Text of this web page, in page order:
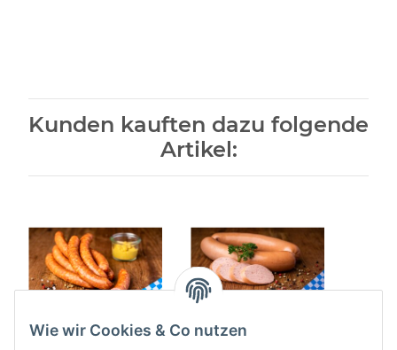
Kunden kauften dazu folgende
Artikel:
Wie wir Cookies & Co nutzen